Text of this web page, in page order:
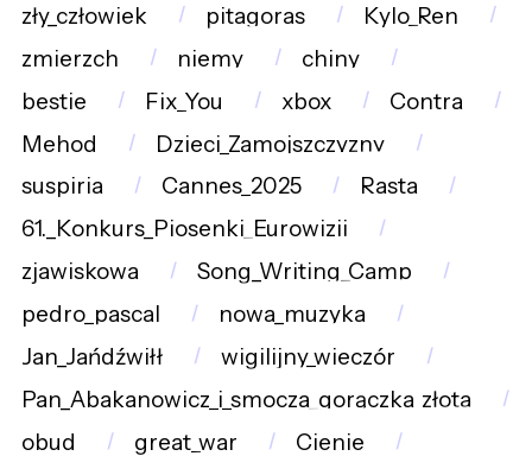
zły_człowiek
pitagoras
Kylo_Ren
zmierzch
niemy
chiny
bestie
Fix_You xbox
Contra
Mehod
Dzieci_Zamojszczyzny
suspiria
Cannes_2025
Rasta
61._Konkurs_Piosenki_Eurowizji
zjawiskowa
Song_Writing_Camp
pedro_pascal
nowa_muzyka
Jan_Jańdźwiłł
wigilijny_wieczór
Pan_Abakanowicz_i_smocza_gorączka_złota
obud
great_war
Cienie